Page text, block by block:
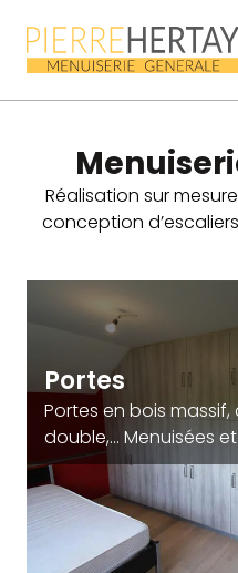
Réalisation sur
conception
Portes
Portes en bois
double,... Menuisées